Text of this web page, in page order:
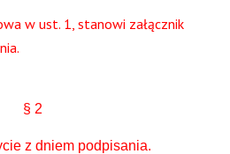
w ust. 1, stanowi załącznik
§ 2
z dniem podpisania.